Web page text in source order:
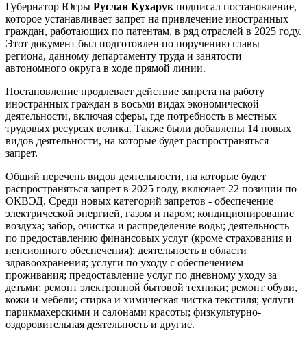
Губернатор Югры Руслан Кухарук подписал постановление,
которое устанавливает запрет на привлечение иностранных
граждан, работающих по патентам, в ряд отраслей в 2025 году.
Этот документ был подготовлен по поручению главы
региона, данному департаменту труда и занятости
автономного округа в ходе прямой линии.
Постановление продлевает действие запрета на работу
иностранных граждан в восьми видах экономической
деятельности, включая сферы, где потребность в местных
трудовых ресурсах велика. Также были добавлены 14 новых
видов деятельности, на которые будет распространяться
запрет.
Общий перечень видов деятельности, на которые будет
распространяться запрет в 2025 году, включает 22 позиции по
ОКВЭД. Среди новых категорий запретов - обеспечение
электрической энергией, газом и паром; кондиционирование
воздуха; забор, очистка и распределение воды; деятельность
по предоставлению финансовых услуг (кроме страхования и
пенсионного обеспечения); деятельность в области
здравоохранения; услуги по уходу с обеспечением
проживания; предоставление услуг по дневному уходу за
детьми; ремонт электронной бытовой техники; ремонт обуви,
кожи и мебели; стирка и химическая чистка текстиля; услуги
парикмахерскими и салонами красоты; физкультурно-
оздоровительная деятельность и другие.